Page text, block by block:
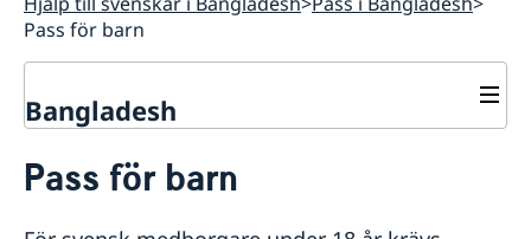
Pass för barn
Bangladesh
Hjälp till svenskar i Bangladesh
Pass för barn